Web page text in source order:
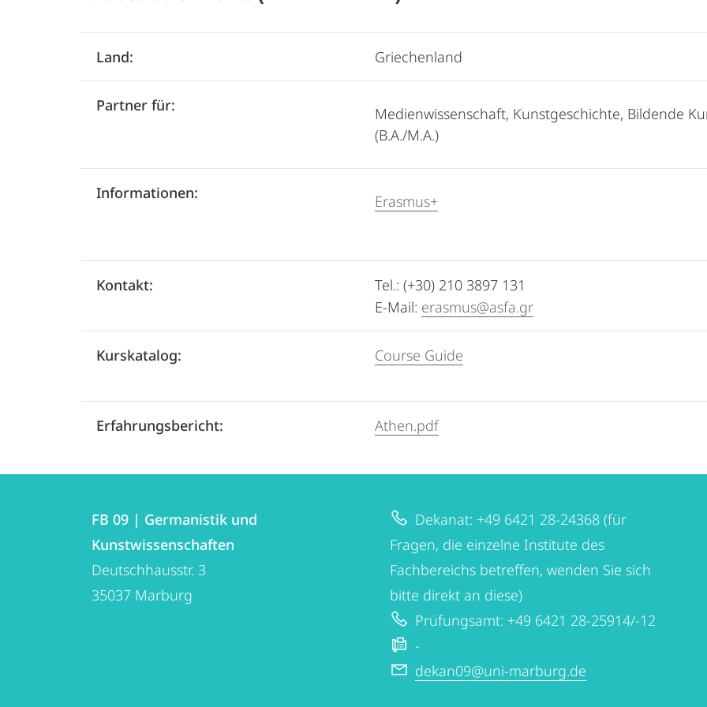
Land: Griechenland
Partner für:
Medienwissenschaft, Kunstgeschichte, Bildende
(B.A./M.A.)
Informationen: Erasmus+
Kontakt:
Tel.: (+30) 210 3897 131
E-Mail: erasmus@asfa.gr
Kurskatalog: Course Guide
Erfahrungsbericht: Athen.pdf
Informationen
Kontaktinformationen
FB
09
|
Germanistik
FB 09 | Germanistik und
Kunstwissenschaften
Deutschhausstr. 3
35037 Marburg
Dekanat: +49 6421 28-24368 (für
Fragen, die einzelne Institute des
Fachbereichs betreffen, wenden Sie sich
bitte direkt an diese)
Prüfungsamt: +49 6421 28-25914/-12
-
dekan09@uni-marburg.de